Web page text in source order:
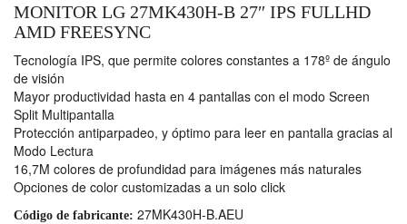
MONITOR LG 27MK430H-B 27″ IPS FULLHD
AMD FREESYNC
Tecnología IPS, que permite colores constantes a 178º de ángulo
de visión
Mayor productividad hasta en 4 pantallas con el modo Screen
Split Multipantalla
Protección antiparpadeo, y óptimo para leer en pantalla gracias al
Modo Lectura
16,7M colores de profundidad para imágenes más naturales
Opciones de color customizadas a un solo click
Código de fabricante: 27MK430H-B.AEU